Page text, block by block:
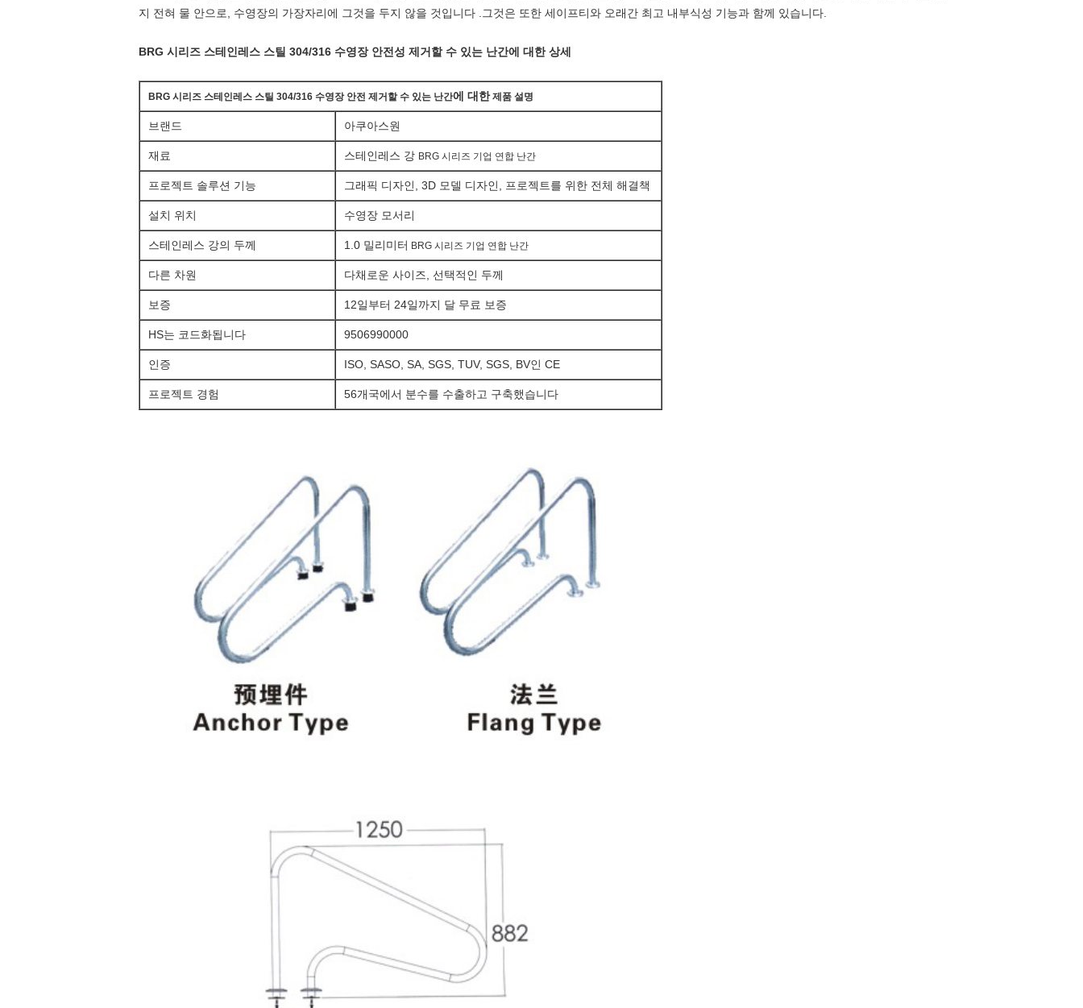
지 전혀 물 안으로, 수영장의 가장자리에 그것을 두지 않을 것입니다 . 그것은 또한 세이프티와 오래간 최고 내부식성 기능과 함께 있습니다.
BRG 시리즈 스테인레스 스틸 304/316 수영장 안전성 제거할 수 있는 난간에 대한 상세
BRG 시리즈 스테인레스 스틸 304/316 수영장 안전 제거할 수 있는 난간에 대한 제품 설명
브랜드 아쿠아스원
재료 스테인레스 강 BRG 시리즈 기업 연합 난간
프로젝트 솔루션 기능 그래픽 디자인, 3D 모델 디자인, 프로젝트를 위한 전체 해결책
설치 위치 수영장 모서리
스테인레스 강의 두께 1.0 밀리미터 BRG 시리즈 기업 연합 난간
다른 차원 다채로운 사이즈, 선택적인 두께
보증 12일부터 24일까지 달 무료 보증
HS는 코드화됩니다 9506990000
인증 ISO, SASO, SA, SGS, TUV, SGS, BV인 CE
프로젝트 경험 56개국에서 분수를 수출하고 구축했습니다